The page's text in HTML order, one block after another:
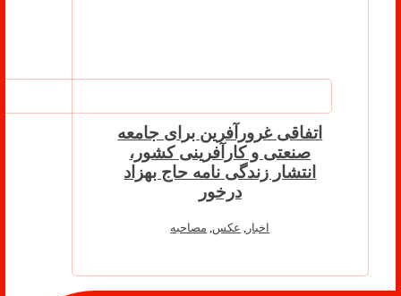
اتفاقی غرورآفرین برای جامعه
صنعتی و کارآفرینی کشور،
انتشار زندگی نامه حاج بهزاد
درخور
اخبار عکس مصاحبه